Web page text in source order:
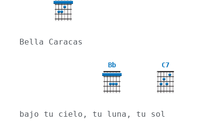
Bella Caracas
Bb C7
X
bajo tu cielo, tu luna, tu sol